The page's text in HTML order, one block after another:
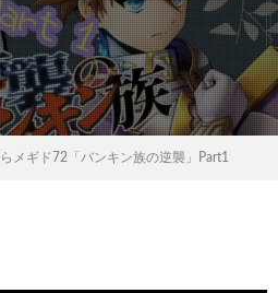
メギド72「バンキン族の逆襲」Part1